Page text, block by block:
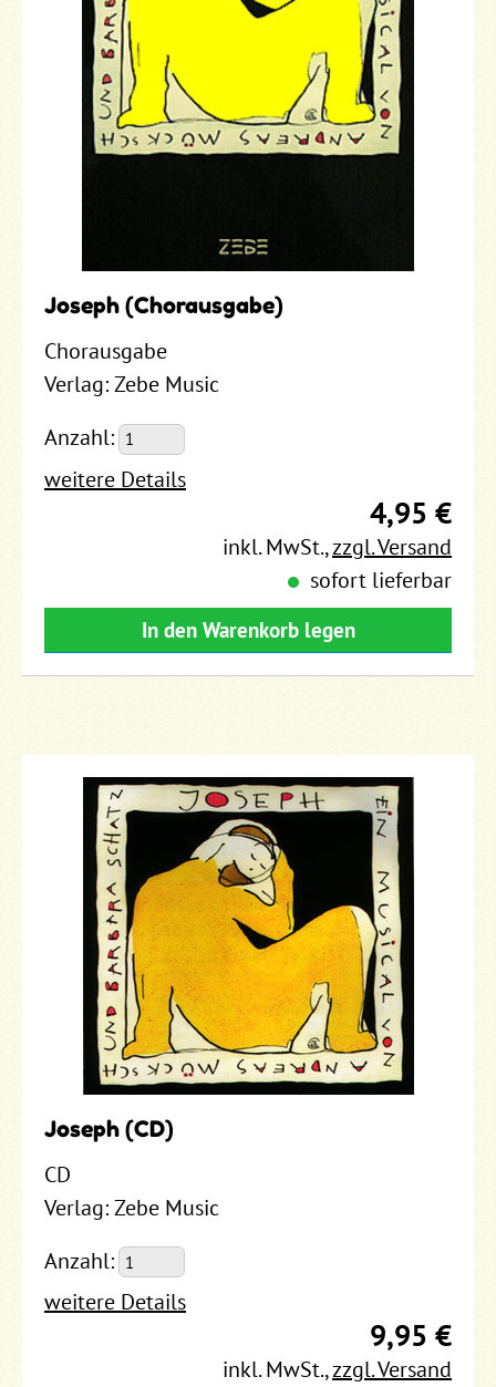
Joseph (Chorausgabe)
Chorausgabe
Verlag: Zebe Music
Anzahl:
weitere Details
4,95 €
inkl. MwSt.,zzgl. Versand
sofort lieferbar
In den Warenkorb legen
Joseph (CD)
CD
Verlag: Zebe Music
Anzahl:
weitere Details
9,95 €
inkl. MwSt.,zzgl. Versand